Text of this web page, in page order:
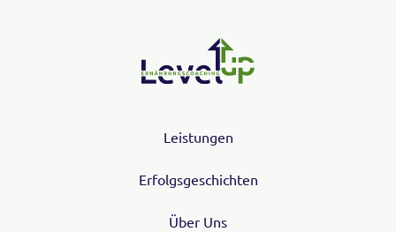
Leistungen
Erfolgsgeschichten
Über Uns